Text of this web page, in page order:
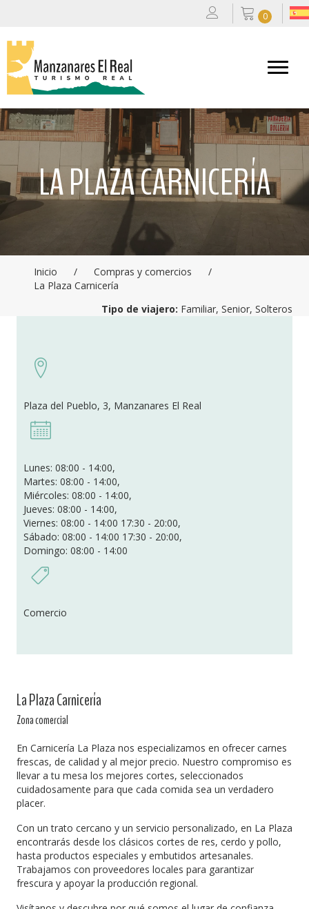
0
LA PLAZA CARNICERÍA
Inicio / Compras y comercios
/
La Plaza Carnicería
Tipo de viajero: Familiar, Senior, Solteros
Plaza del Pueblo, 3, Manzanares El Real
Lunes: 08:00 - 14:00,
Martes: 08:00 - 14:00,
Miércoles: 08:00 - 14:00,
Jueves: 08:00 - 14:00,
Viernes: 08:00 - 14:00 17:30 - 20:00,
Sábado: 08:00 - 14:00 17:30 - 20:00,
Domingo: 08:00 - 14:00
Comercio
La Plaza Carnicería
Zona comercial
En Carnicería La Plaza nos especializamos en ofrecer carnes
frescas, de calidad y al mejor precio. Nuestro compromiso es
llevar a tu mesa los mejores cortes, seleccionados
cuidadosamente para que cada comida sea un verdadero
placer.
Con un trato cercano y un servicio personalizado, en La Plaza
encontrarás desde los clásicos cortes de res, cerdo y pollo,
hasta productos especiales y embutidos artesanales.
Trabajamos con proveedores locales para garantizar
frescura y apoyar la producción regional.